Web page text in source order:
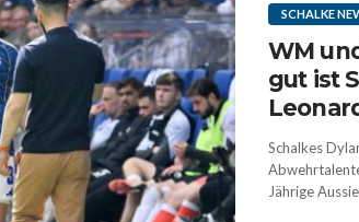
SCHALKE
WM
gut ist
Schalkes
Jährige